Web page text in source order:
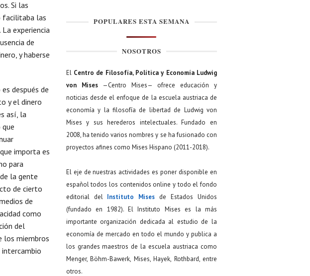
Si las
facilitaba las
experiencia
de
y haberse
después de
y el dinero
así, la
importa es
para
la gente
de cierto
de
como
del
los miembros
POPULARES ESTA SEMANA
NOSOTROS
El Centro de Filosofía, Política y Economía Ludwig
von Mises—Centro Mises— ofrece educación y
noticias desde el enfoque de la escuela austriaca de
economía y la filosofía de libertad de Ludwig von
Mises y sus herederos intelectuales. Fundado en
2008, ha tenido varios nombres y se ha fusionado con
proyectos afines como Mises Hispano (2011-2018).
El eje de nuestras actividades es poner disponible en
español todos los contenidos online y todo el fondo
editorial del Instituto Mises de Estados Unidos
(fundado en 1982). El Instituto Mises es la más
importante organización dedicada al estudio de la
economía de mercado en todo el mundo y publica a
los grandes maestros de la escuela austriaca como
Menger, Böhm-Bawerk, Mises, Hayek, Rothbard, entre
otros.